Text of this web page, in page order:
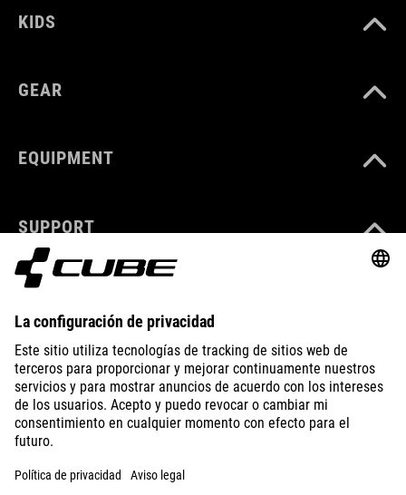
KIDS
GEAR
EQUIPMENT
SUPPORT
ÜBER UNS
ENTDECKEN